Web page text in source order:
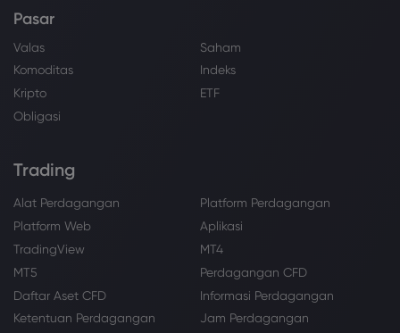
Pasar
Valas
Saham
Komoditas
Indeks
Kripto
ETF
Obligasi
Trading
Alat Perdagangan
Platform Perdagangan
Platform Web
Aplikasi
TradingView
MT4
MT5
Perdagangan CFD
Daftar Aset CFD
Informasi Perdagangan
Ketentuan Perdagangan
Jam Perdagangan